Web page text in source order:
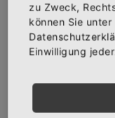
BESCHREIBUNG
Bekomme die
Produkte und
deine nächste
zu Zweck,
können Sie
Einwilligung